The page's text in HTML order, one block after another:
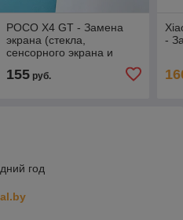
POCO X4 GT - Замена
экрана (стекла,
сенсорного экрана и
155руб.
-
год